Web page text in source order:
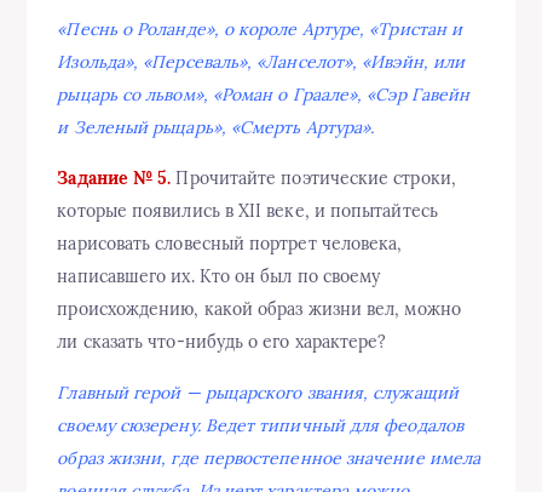
«Песнь о Роланде», о короле Артуре, «Тристан и
Изольда», «Персеваль», «Ланселот», «Ивэйн, или
рыцарь со львом», «Роман о Граале», «Сэр Гавейн
и Зеленый рыцарь», «Смерть Артура».
Задание № 5. Прочитайте поэтические строки,
которые появились в XII веке, и попытайтесь
нарисовать словесный портрет человека,
написавшего их. Кто он был по своему
происхождению, какой образ жизни вел, можно
ли сказать что-нибудь о его характере?
Главный герой — рыцарского звания, служащий
своему сюзерену. Ведет типичный для феодалов
образ жизни, где первостепенное значение имела